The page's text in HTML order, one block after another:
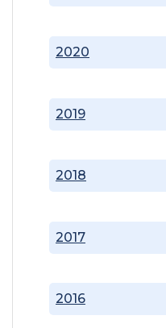
2016
2017
2018
2019
2020